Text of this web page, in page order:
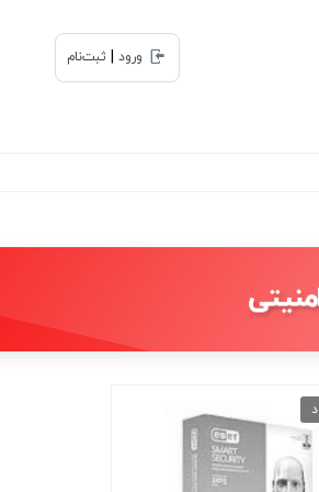
ورود
ثبت‌نام